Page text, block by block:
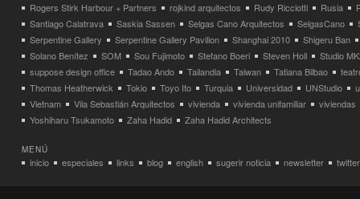
Rogers Stirk Harbour + Partners
rojkind arquitectos Rudy Ricciotti Rusia
Santiago Calatrava
Saskia Sassen Selgas Cano Arquitectos SelgasCano
Serpentine Gallery
Serpentine Gallery Pavilion Shanghai 2010
Shigeru Ban
Solano Benítez
SOM Sou Fujimoto Stefano Boeri Steven Holl
Studio
suppose design office
Tadao Ando Tailandia Taiwan Tatiana Bilbao
Thomas Heatherwick
Tokio Toyo Ito Turquia Universidad UNStudio
Vietnam
Vila Sebastián Arquitectos vivienda vivienda unifamiliar
viviendas
Yoshiharu Tsukamoto
Zaha Hadid Zaha Hadid Architects
MENÚ
inicio especiales links blog english sugerir noticia newsletter twitter